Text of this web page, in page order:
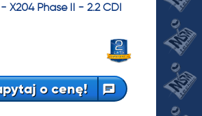
Phase II - 2.2 CDI
o cenę!